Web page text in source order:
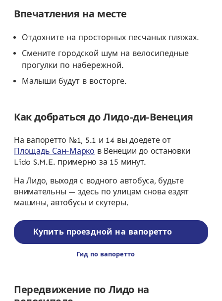
Впечатления на месте
Отдохните на просторных песчаных пляжах.
Смените городской шум на велосипедные
прогулки по набережной.
Малыши будут в восторге.
Как добраться до Лидо-ди-Венеция
На вапоретто №1, 5.1 и 14 вы доедете от
Площадь Сан-Марко в Венеции до остановки
Lido S.M.E. примерно за 15 минут.
На Лидо, выходя с водного автобуса, будьте
внимательны — здесь по улицам снова ездят
машины, автобусы и скутеры.
Купить проездной на вапоретто
Гид по вапоретто
Передвижение по Лидо на